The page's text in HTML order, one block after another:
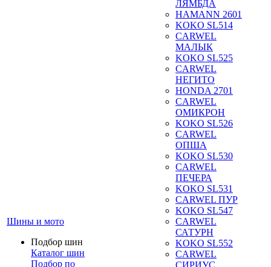
Шины и мото
Подбор шин
Каталог шин
Подбор по
ЛЯМБДА
HAMANN 2601
KOKO SL514
CARWEL
МАЛЫК
KOKO SL525
CARWEL
НЕГИТО
HONDA 2701
CARWEL
ОМИКРОН
KOKO SL526
CARWEL
ОПША
KOKO SL530
CARWEL
ПЕЧЕРА
KOKO SL531
CARWEL ПУР
KOKO SL547
CARWEL
САТУРН
KOKO SL552
CARWEL
СИРИУС